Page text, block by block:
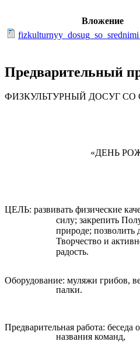
Вложение
Предварительный
ФИЗКУЛЬТУРНЫЙ ДОСУГ
«ДЕНЬ
ЦЕЛЬ: развивать физические
силу; закрепить
природе; позволить
Творчество и
радость.
Оборудование: муляжи грибов,
палки.
Предварительная работа: беседа
названия команд,